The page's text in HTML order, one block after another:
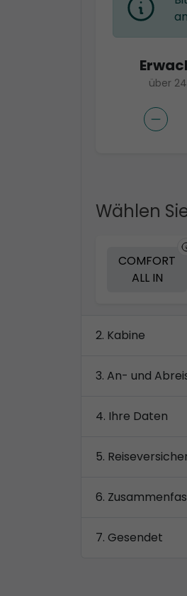
über
Wählen
COMFORT
ALL IN
Kabine
An- und
Ihre Daten
Gesendet